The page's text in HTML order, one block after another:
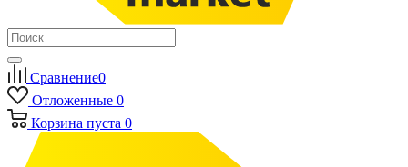
Сравнение0
Отложенные 0
Корзина пуста 0